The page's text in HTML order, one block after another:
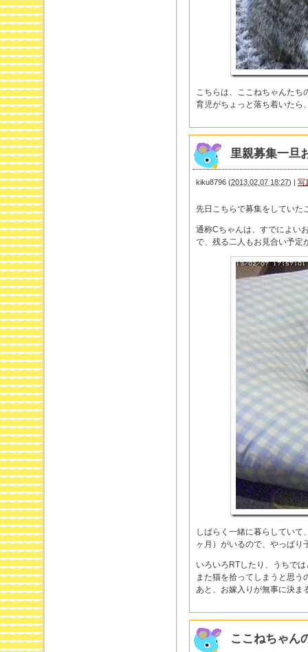
こちらは、ここねちゃんたち
育児がちょっと落ち着いたら
里親募集一旦
kiku8796 (2013.02.07 18:27) | 写
先日こちらで募集をしていた
通称Cちゃんは、すでによい
で、残る二人もお見合い予定
しばらく一緒に暮らしてい
ヶ月）がいるので、やっぱり
いろいろRTしたり、うちで
また猫を拾ってしまうと思う
あと、お嫁入りが無事に決ま
ここねちゃん